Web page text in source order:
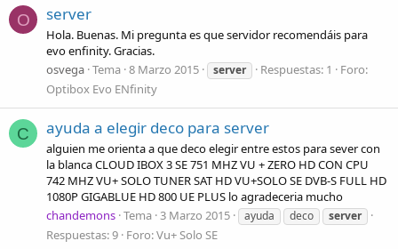
O server
Hola. Buenas. Mi pregunta es que servidor recomendáis para
evo enfinity. Gracias.
osvega Tema 8 Marzo 2015 server Respuestas: 1
Foro:
Optibox Evo ENfinity
C ayuda a elegir deco para server
alguien me orienta a que deco elegir entre estos para sever con
la blanca CLOUD IBOX 3 SE 751 MHZ VU + ZERO HD CON CPU
742 MHZ VU+ SOLO TUNER SAT HD VU+SOLO SE DVB-S FULL HD
1080P GIGABLUE HD 800 UE PLUS lo agradeceria mucho
chandemons Tema 3 Marzo 2015 ayuda deco server
Respuestas: 9 Foro:Vu+ Solo SE